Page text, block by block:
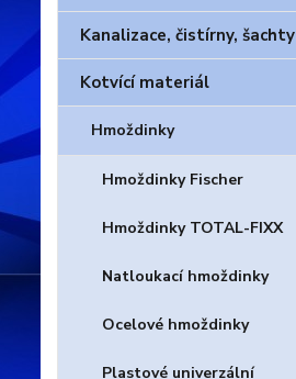
Kanalizace, čistírny, šachty
Kotvící materiál
Hmoždinky
Hmoždinky Fischer
Hmoždinky TOTAL-FIXX
Natloukací hmoždinky
Ocelové hmoždinky
Plastové univerzální